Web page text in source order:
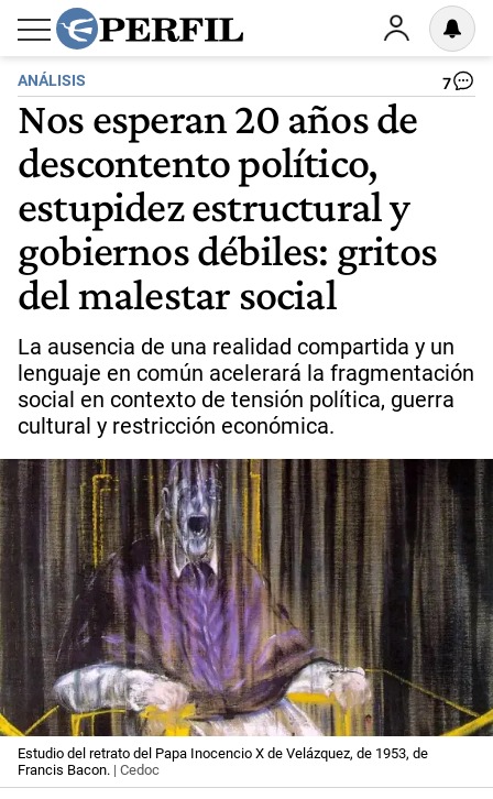
ANÁLISIS 7
Nos esperan 20 años de
descontento político,
estupidez estructural y
gobiernos débiles: gritos
del malestar social
La ausencia de una realidad compartida y un
lenguaje en común acelerará la fragmentación
social en contexto de tensión política, guerra
cultural y restricción económica.
Estudio del retrato del Papa Inocencio X de Velázquez, de 1953, de
Francis Bacon. | Cedoc